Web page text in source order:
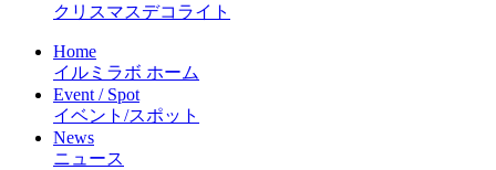
クリスマスデコライト
Home
イルミラボ ホーム
Event / Spot
イベント/スポット
News
ニュース